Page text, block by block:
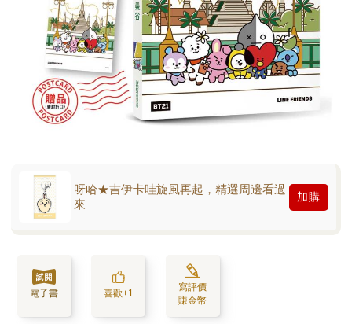
呀哈★吉伊卡哇旋風再起，精選周邊看過
來
加購
電子書 喜歡+1
寫評價
賺金幣